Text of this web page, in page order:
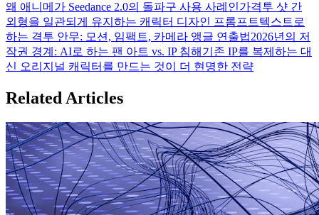
왜 애니메가 Seedance 2.0의 돌파구 사용 사례인가격투 샷 간
외형을 일관되게 유지하는 캐릭터 디자인 프롬프트텍스트로
하는 격투 안무: 모션, 임팩트, 카메라 앵글 연출법2026년의 저
작권 경계: AI로 하는 팬 아트 vs. IP 침해 기존 IP를 복제하는 대
신 오리지널 캐릭터를 만드는 것이 더 현명한 전략
Related Articles